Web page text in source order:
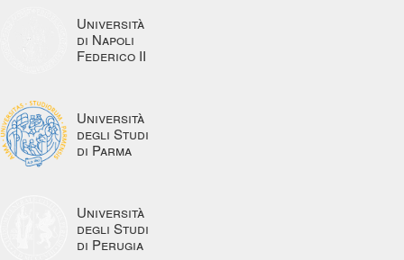
Università
di Napoli
Federico II
Università
degli Studi
di Parma
Università
degli Studi
di Perugia